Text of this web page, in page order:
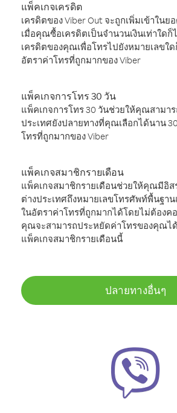
แพ็คเกจเครดิต
เครดิตของ Viber Out จะถูกเพิ่มเข้าใน
เมื่อคุณซื้อเครดิตเป็นจำนวนเงินเท่าใด
เครดิตของคุณเพื่อโทรไปยังหมายเลขใ
อัตราค่าโทรที่ถูกมากของ Viber
แพ็คเกจการโทร 30 วัน
แพ็คเกจการโทร 30 วันช่วยให้คุณสามา
ประเทศยังปลายทางที่คุณเลือกได้นาน
โทรที่ถูกมากของ Viber
แพ็คเกจสมาชิกรายเดือน
แพ็คเกจสมาชิกรายเดือนช่วยให้คุณมีอิส
ต่างประเทศถึงหมายเลขโทรศัพท์พื้นฐา
ในอัตราค่าโทรที่ถูกมากได้โดยไม่ต้องค
คุณจะสามารถประหยัดค่าโทรของคุณไ
แพ็คเกจสมาชิกรายเดือนนี้
ปลายทางอื่นๆ